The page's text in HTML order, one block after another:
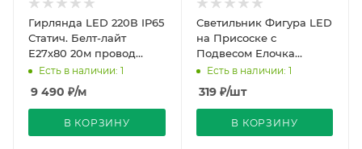
Гирлянда LED 220В IP65
Статич. Белт-лайт
Е27х80 20м провод
Черн. Шаг 25см BELT
Light+1,5м Шнур
Есть в наличии: 1
9 490 ₽/м
В КОРЗИНУ
Светильник Фигура LED
на Присоске с
Подвесом Елочка
Зеленый 3хААА
190х160х10мм 501-017
Neon-Night
Есть в наличии: 1
319₽/шт
В КОРЗИНУ